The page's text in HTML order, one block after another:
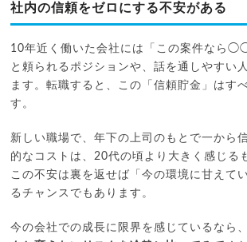
社内の信頼をゼロにする不安がある
10年近く働いた会社には「この案件なら
と頼られるポジションや、話を通しやすい
ます。転職すると、この「信頼貯金」はす
す。
新しい職場で、年下の上司のもとで一から
的なコストは、20代の頃より大きく感じる
この不安は裏を返せば「今の環境に甘えて
るチャンスでもあります。
今の会社での成長に限界を感じているなら、